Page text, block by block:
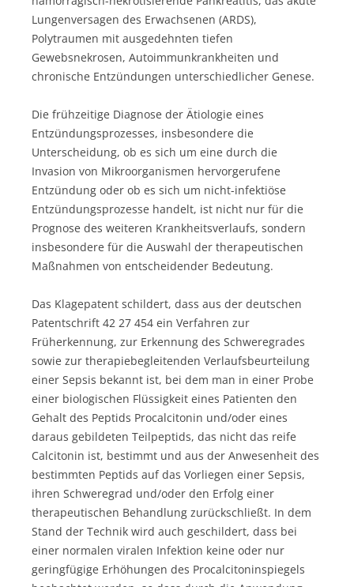
Lungenversagen des Erwachsenen (ARDS),
Polytraumen mit ausgedehnten tiefen
Gewebsnekrosen, Autoimmunkrankheiten und
chronische Entzündungen unterschiedlicher Genese.
Die frühzeitige Diagnose der Ätiologie eines
Entzündungsprozesses, insbesondere die
Unterscheidung, ob es sich um eine durch die
Invasion von Mikroorganismen hervorgerufene
Entzündung oder ob es sich um nicht-infektiöse
Entzündungsprozesse handelt, ist nicht nur für die
Prognose des weiteren Krankheitsverlaufs, sondern
insbesondere für die Auswahl der therapeutischen
Maßnahmen von entscheidender Bedeutung.
Das Klagepatent schildert, dass aus der deutschen
Patentschrift 42 27 454 ein Verfahren zur
Früherkennung, zur Erkennung des Schweregrades
sowie zur therapiebegleitenden Verlaufsbeurteilung
einer Sepsis bekannt ist, bei dem man in einer Probe
einer biologischen Flüssigkeit eines Patienten den
Gehalt des Peptids Procalcitonin und/oder eines
daraus gebildeten Teilpeptids, das nicht das reife
Calcitonin ist, bestimmt und aus der Anwesenheit des
bestimmten Peptids auf das Vorliegen einer Sepsis,
ihren Schweregrad und/oder den Erfolg einer
therapeutischen Behandlung zurückschließt. In dem
Stand der Technik wird auch geschildert, dass bei
einer normalen viralen Infektion keine oder nur
geringfügige Erhöhungen des Procalcitoninspiegels